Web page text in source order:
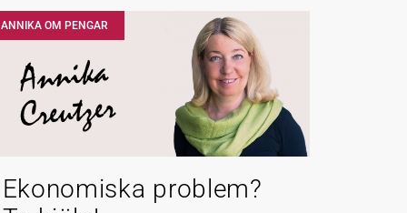
ANNIKA OM PENGAR
Annika
Creutzer
Ekonomiska problem?